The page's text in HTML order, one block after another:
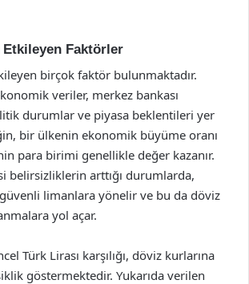
Etkileyen Faktörler
birçok faktör bulunmaktadır.
veriler, merkez bankası
durumlar ve piyasa beklentileri yer
bir ülkenin ekonomik büyüme oranı
para birimi genellikle değer kazanır.
belirsizliklerin arttığı durumlarda,
güvenli limanlara yönelir ve bu da döviz
yol açar.
Türk Lirası karşılığı, döviz kurlarına
göstermektedir. Yukarıda verilen